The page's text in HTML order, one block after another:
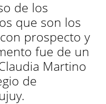
de los
que son los
prospecto y
fue de un
Martino
de